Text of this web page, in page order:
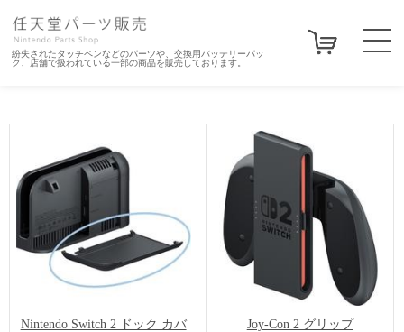
紛失されたタッチペンなどのパーツや、交換用バッテリーパッ
ク、店舗で扱われている一部の商品を販売しております。
Nintendo Switch 2 ドック カバ
Joy-Con 2 グリップ